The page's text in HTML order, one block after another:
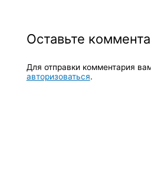
Оставьте
Для отправки комментария
авторизоваться.